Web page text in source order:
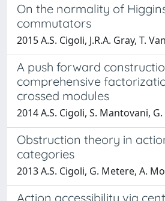
On the normality of
commutators
2015 A.S. Cigoli, J.R.A. Gray, T.
A push forward
comprehensive
crossed modules
2014 A.S. Cigoli, S. Mantovani,
Obstruction theory in
categories
2013 A.S. Cigoli, G. Metere, A.
Action accessibility via